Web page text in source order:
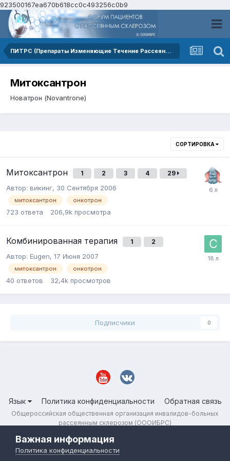
923500167ea670b618cc0c493256c0b9
ПИТРС (Препараты Изменяющие Течение Рассеянного Склероза)
Митоксантрон
Новатрон (Novantrone)
СОРТИРОВКА
Митоксантрон 1 2 3 4 29
Автор: викинг, 30 Сентября 2006
митоксантрон онкотрон
723 ответа 206,9k просмотра
Комбинированная терапия 1 2
Автор: Eugen, 17 Июня 2007
митоксантрон онкотрон
40 ответов 32,4k просмотров
Подписчики 0
Язык Политика конфиденциальности Обратная связь
Общероссийская общественная организация инвалидов-больных
рассеянным склерозом (ОООИБРС)
Важная информация
Политика конфиденциальности